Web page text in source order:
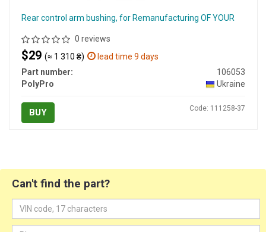
Rear control arm bushing, for Remanufacturing OF YOUR
0 reviews
$29 (≈ 1 310 ₴)
lead time 9 days
Part number:
106053
PolyPro
Ukraine
BUY Code: 111258-37
Can't find the part?